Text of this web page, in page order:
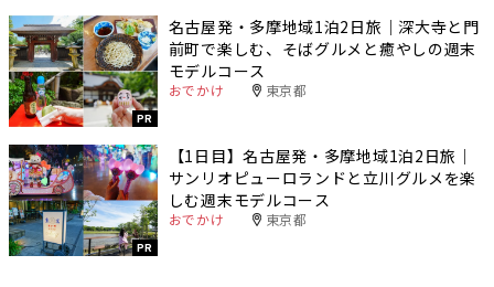
PR
名古屋発・多摩地域1泊2日旅｜深大寺と門
前町で楽しむ、そばグルメと癒やしの週末
モデルコース
おでかけ 東京都
PR
【1日目】名古屋発・多摩地域1泊2日旅｜
サンリオピューロランドと立川グルメを楽
しむ週末モデルコース
おでかけ 東京都